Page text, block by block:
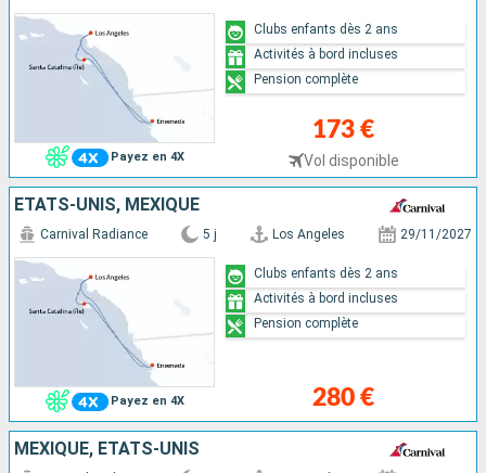
Payez en 4X
173 €
Vol disponible
Clubs enfants dès 2 ans
Activités à bord incluses
Pension complète
ÉTATS-UNIS, MEXIQUE
Payez en 4X
Carnival Radiance 5 j Los Angeles 29/11/2027
280 €
Clubs enfants dès 2 ans
Activités à bord incluses
Pension complète
MEXIQUE, ÉTATS-UNIS